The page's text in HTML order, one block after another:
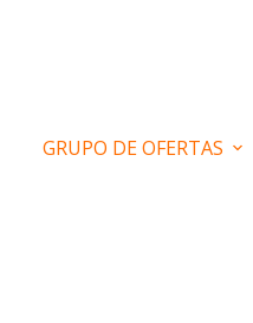
GRUPO DE OFERTAS